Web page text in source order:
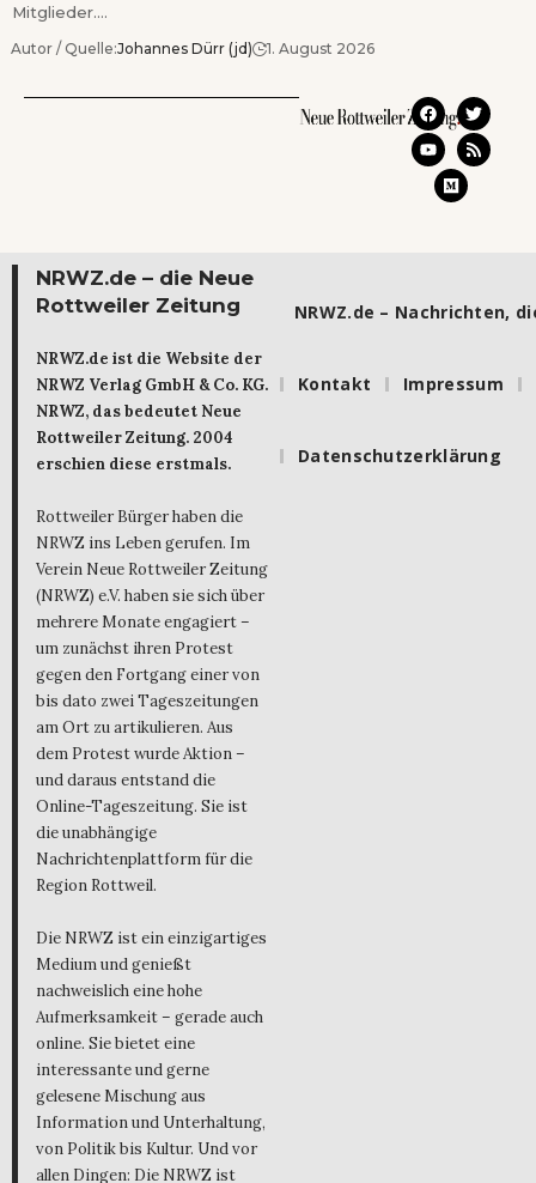
Mitglieder.…
Autor / Quelle:Johannes Dürr (jd) 1. August 2026
NRWZ.de – die Neue
Rottweiler Zeitung
NRWZ.de ist die Website der
NRWZ Verlag GmbH & Co. KG.
NRWZ, das bedeutet Neue
Rottweiler Zeitung. 2004
erschien diese erstmals.
Rottweiler Bürger haben die
NRWZ ins Leben gerufen. Im
Verein Neue Rottweiler Zeitung
(NRWZ) e.V. haben sie sich über
mehrere Monate engagiert –
um zunächst ihren Protest
gegen den Fortgang einer von
bis dato zwei Tageszeitungen
am Ort zu artikulieren. Aus
dem Protest wurde Aktion –
und daraus entstand die
Online-Tageszeitung. Sie ist
die unabhängige
Nachrichtenplattform für die
Region Rottweil.
Die NRWZ ist ein einzigartiges
Medium und genießt
nachweislich eine hohe
Aufmerksamkeit – gerade auch
online. Sie bietet eine
interessante und gerne
gelesene Mischung aus
Information und Unterhaltung,
von Politik bis Kultur. Und vor
allen Dingen: Die NRWZ ist
NRWZ.de – Nachrichten,
Kontakt Impressum
Datenschutzerklärung